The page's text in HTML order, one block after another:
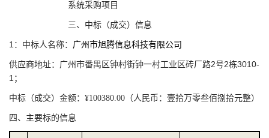
系统采购项目
三、中标（成交）信息
1 ： 中标人名称： 广州市旭腾信息科技有限公司
供应商地址：广州市番禺区钟村街钟一村工业区砖厂路2号2栋3010-
1 ；
中标（成交）金额： ¥100380.00 （人民币：壹拾万零叁佰捌拾元整）
四、主要标的信息